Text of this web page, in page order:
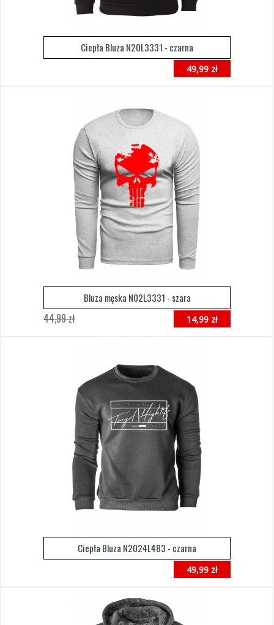
Ciepła Bluza N20L3331 - czarna
49,99 zł
Bluza męska N02L3331 - szara
14,99 zł
44,99 zł
Ciepła Bluza N2024L483 - czarna
49,99 zł